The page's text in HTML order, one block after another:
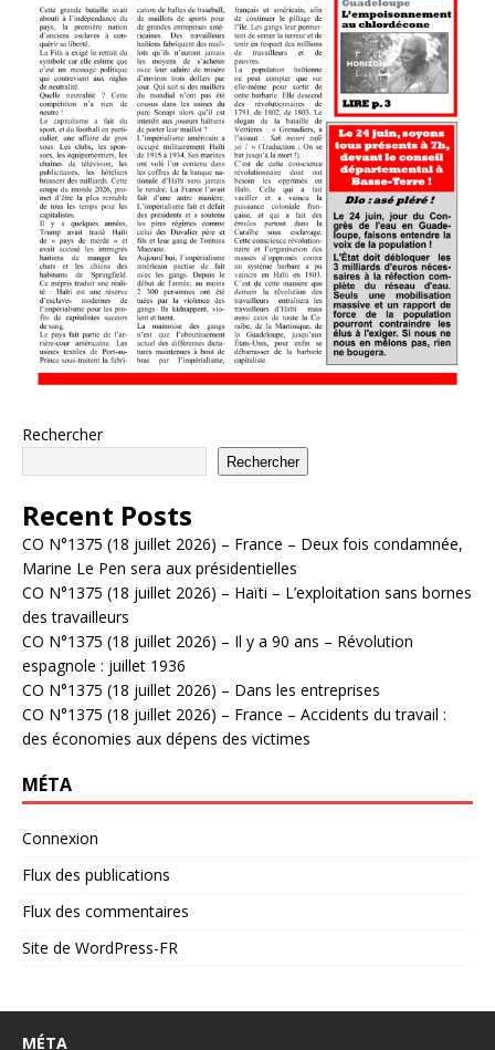
Rechercher
Rechercher
Recent Posts
CO N°1375 (18 juillet 2026) – France – Deux fois condamnée,
Marine Le Pen sera aux présidentielles
CO N°1375 (18 juillet 2026) – Haïti – L’exploitation sans bornes
des travailleurs
CO N°1375 (18 juillet 2026) – Il y a 90 ans – Révolution
espagnole : juillet 1936
CO N°1375 (18 juillet 2026) – Dans les entreprises
CO N°1375 (18 juillet 2026) – France – Accidents du travail :
des économies aux dépens des victimes
MÉTA
Connexion
Flux des publications
Flux des commentaires
Site de WordPress-FR
MÉTA